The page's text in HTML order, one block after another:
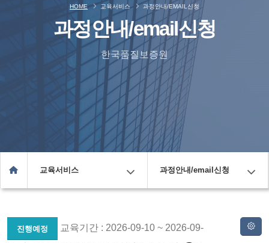
과정안내/email신청
한국품질보증원
HOME 교육서비스 과정안내/EMAIL신청
교육서비스 과정안내/email신청
진행예정
교육기간 : 2026-09-10 ~ 2026-09-